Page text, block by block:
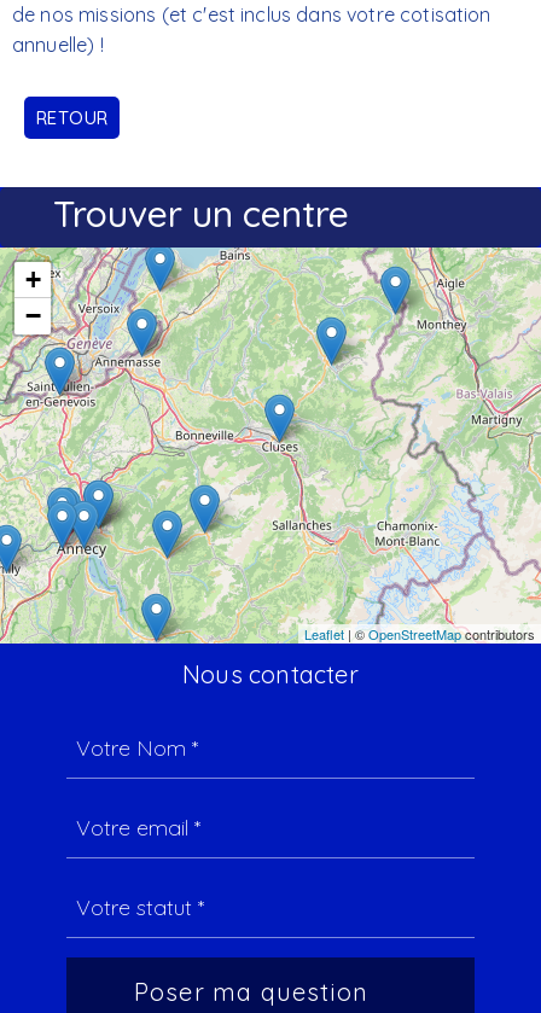
de nos missions (et c'est inclus dans votre cotisation
annuelle) !
RETOUR
Trouver un centre
+
−
Leaflet | ©OpenStreetMapcontributors
Nous contacter